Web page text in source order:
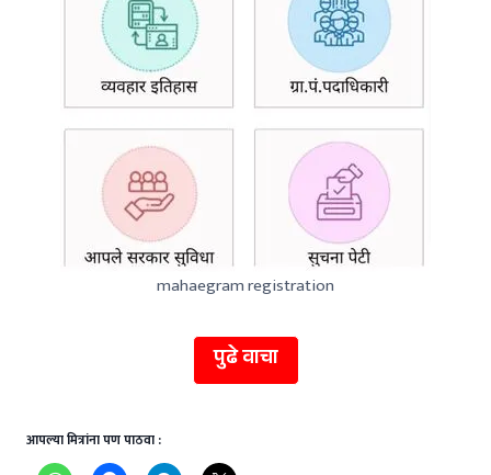
mahaegram registration
पुढे वाचा
आपल्या मित्रांना पण पाठवा :